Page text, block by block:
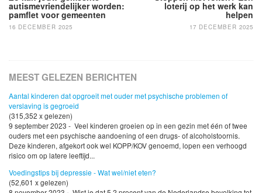
loterij op het werk kan
helpen
17 DECEMBER 2025
autismevriendelijker worden:
pamflet voor gemeenten
16 DECEMBER 2025
MEEST GELEZEN BERICHTEN
Aantal kinderen dat opgroeit met ouder met psychische problemen of
verslaving is gegroeid
(315,352 x gelezen)
9 september 2023 - Veel kinderen groeien op in een gezin met één of twee
ouders met een psychische aandoening of een drugs- of alcoholstoornis.
Deze kinderen, afgekort ook wel KOPP/KOV genoemd, lopen een verhoogd
risico om op latere leeftijd...
Voedingstips bij depressie - Wat wel/niet eten?
(52,601 x gelezen)